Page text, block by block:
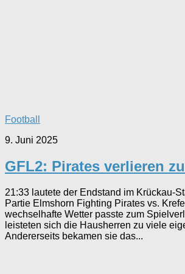
Football
9. Juni 2025
GFL2: Pirates verlieren
21:33 lautete der Endstand im Krückau-
Partie Elmshorn Fighting Pirates vs.
wechselhafte Wetter passte zum
leisteten sich die Hausherren zu viele
Andererseits bekamen sie das...